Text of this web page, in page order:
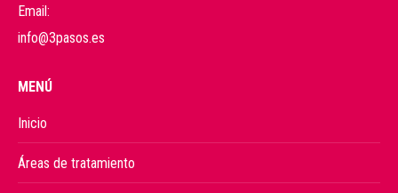
Email:
info@3pasos.es
MENÚ
Inicio
Áreas de tratamiento